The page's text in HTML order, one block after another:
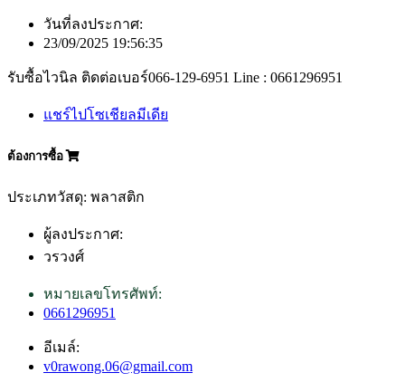
วันที่ลงประกาศ:
23/09/2025 19:56:35
รับซื้อไวนิล ติดต่อเบอร์066-129-6951 Line : 0661296951
แชร์ไปโซเชียลมีเดีย
ต้องการซื้อ
ประเภทวัสดุ: พลาสติก
ผู้ลงประกาศ:
วรวงศ์
หมายเลขโทรศัพท์:
0661296951
อีเมล์:
v0rawong.06@gmail.com